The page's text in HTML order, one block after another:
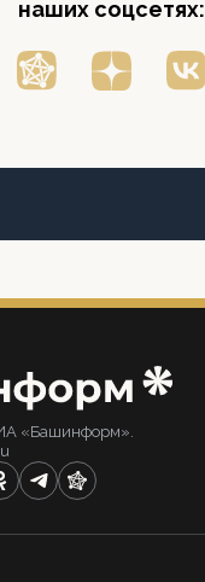
наших соцсетях:
«Башинформ».